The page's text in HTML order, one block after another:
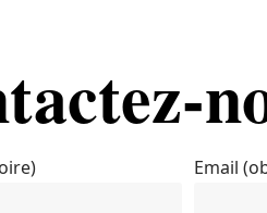
Email